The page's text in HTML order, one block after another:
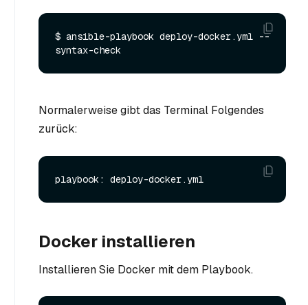
$ ansible-playbook deploy-docker.yml --
Normalerweise gibt das Terminal Folgendes
zurück:
Docker installieren
Installieren Sie Docker mit dem Playbook.